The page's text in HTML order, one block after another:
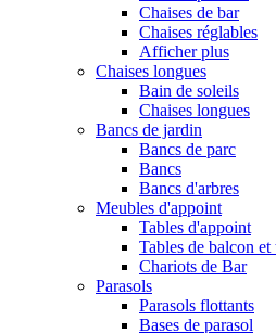
Chaises de bar
Chaises réglables
Afficher plus
Chaises longues
Bain de soleils
Chaises longues
Bancs de jardin
Bancs de parc
Bancs
Bancs d'arbres
Meubles d'appoint
Tables d'appoint
Tables de balcon et
Chariots de Bar
Parasols
Parasols flottants
Bases de parasol